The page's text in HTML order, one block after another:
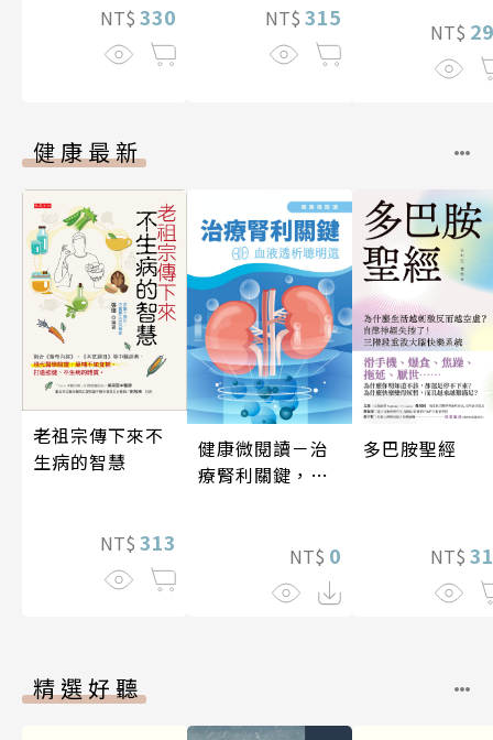
NT$ 330 NT$ 315
NT$
健康最新
老祖宗傳下來不
生病的智慧
NT$ 313
健康微閱讀－治
療腎利關鍵，血
NT$ 0
多巴胺聖經
NT$
精選好聽